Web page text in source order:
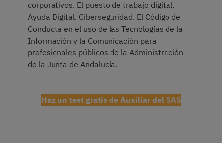
corporativos. El puesto de trabajo digital.
Ayuda Digital. Ciberseguridad. El Código de
Conducta en el uso de las Tecnologías de la
Información y la Comunicación para
profesionales públicos de la Administración
de la Junta de Andalucía.
Haz un test gratis de Auxiliar del SAS